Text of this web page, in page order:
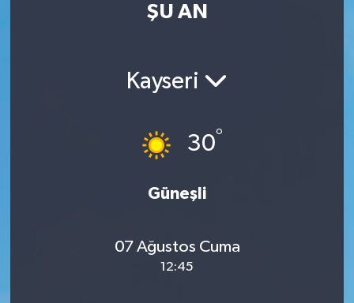
ŞU AN
Kayseri
30°
Güneşli
07 Ağustos Cuma
12:45